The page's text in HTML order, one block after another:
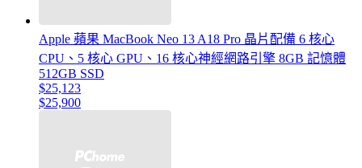
Apple 蘋果 MacBook Neo 13 A18 Pro 晶片配備 6 核心
CPU、5 核心 GPU、16 核心神經網路引擎 8GB 記憶體
512GB SSD
$25,123
$25,900